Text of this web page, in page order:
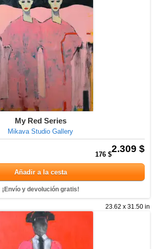
My Red Series
Mikava Studio Gallery
2.309 $
176 $
Añadir a la cesta
¡Envío y devolución gratis!
23.62 x 31.50 in